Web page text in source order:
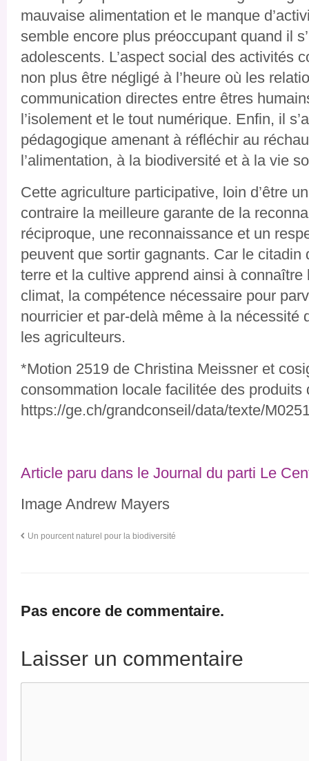
mauvaise alimentation et le manque
semble encore plus préoccupant quand il
adolescents. L’aspect social des activités
non plus être négligé à l’heure où les
communication directes entre êtres
l’isolement et le tout numérique. Enfin, il
pédagogique amenant à réfléchir au
l’alimentation, à la biodiversité et à la vie
Cette agriculture participative, loin d’être
contraire la meilleure garante de la
réciproque, une reconnaissance et un
peuvent que sortir gagnants. Car le citadin
terre et la cultive apprend ainsi à connaître
climat, la compétence nécessaire pour
nourricier et par-delà même à la nécessité
les agriculteurs.
*Motion 2519 de Christina Meissner et
consommation locale facilitée des produits
https://ge.ch/grandconseil/data/texte/
Article paru dans le Journal du parti Le
Image Andrew Mayers
Un pourcent naturel pour la biodiversité
Pas encore de commentaire.
Laisser un commentaire